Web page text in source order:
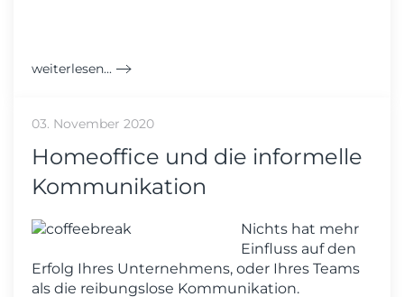
weiterlesen...
03. November 2020
Homeoffice und die informelle
Kommunikation
Nichts hat mehr
Einfluss auf den
Erfolg Ihres Unternehmens, oder Ihres Teams
als die reibungslose Kommunikation.